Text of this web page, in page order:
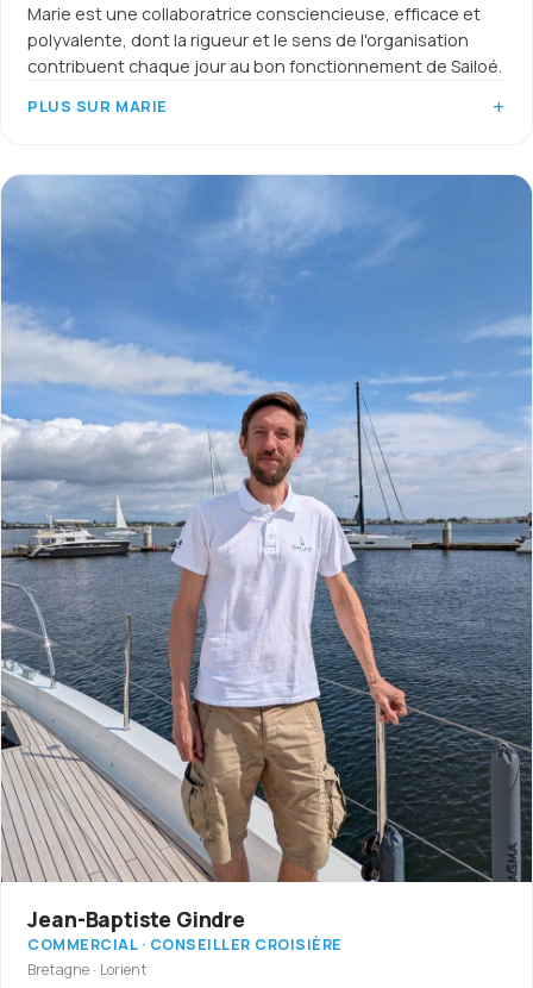
Marie est une collaboratrice consciencieuse, efficace et
polyvalente, dont la rigueur et le sens de l'organisation
contribuent chaque jour au bon fonctionnement de Sailoé.
PLUS SUR MARIE
Jean-Baptiste Gindre
COMMERCIAL · CONSEILLER CROISIÈRE
Bretagne · Lorient